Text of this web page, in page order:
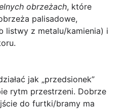
obrzeżach, które
palisadowe,
listwy z metalu/kamienia) i
jak „przedsionek”
rytm przestrzeni. Dobrze
do furtki/bramy ma